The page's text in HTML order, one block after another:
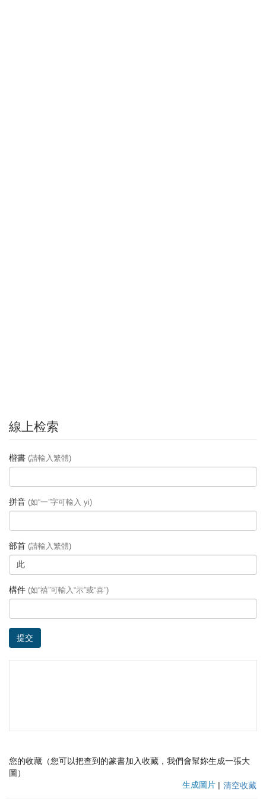
線上检索
楷書 (請輸入繁體)
拼音 (如“一”字可輸入 yi)
部首 (請輸入繁體)
構件 (如“禧”可輸入“示”或“喜”)
提交
您的收藏（您可以把查到的篆書加入收藏，我們會幫妳生成一張大
圖）
生成圖片 | 清空收藏